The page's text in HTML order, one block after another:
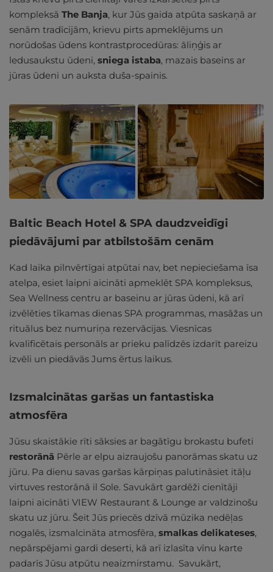
kompleksā The Banja, kur Jūs gaida atpūta saskaņā ar
senām tradīcijām, krievu pirts apmeklējums un
norūdošas ūdens kontrastprocedūras: āliņģis ar
ledusaukstu ūdeni, sniega istaba, mazais baseins ar
jūras ūdeni un auksta duša-spainis.
Baltic Beach Hotel & SPA daudzveidīgi
piedāvājumi par atbilstošām cenām
Kad laika pilnvērtīgai atpūtai nav, bet nepieciešama īsa
atelpa, esiet laipni aicināti apmeklēt SPA kompleksus,
Sea Wellness centru ar baseinu ar jūras ūdeni, kā arī
izvēlēties tīkamas dienas SPA programmas, masāžas un
rituālus bez numuriņa rezervācijas. Viesnīcas
kvalificētais personāls ar prieku palīdzēs izdarīt pareizu
izvēli un piedāvās Jums ērtus laikus.
Izsmalcinātas garšas un fantastiska
atmosfēra
Jūsu skaistākie rīti sāksies ar bagātīgu brokastu bufeti
restorānā Pērle ar elpu aizraujošu panorāmas skatu uz
jūru. Pa dienu savas garšas kārpiņas palutināsiet itāļu
virtuves restorānā il Sole. Savukārt gardēži cienītāji
laipni aicināti VIEW Restaurant & Lounge ar valdzinošu
skatu uz jūru. Šeit Jūs priecēs dzīvā mūzika nedēļas
nogalēs, izsmalcināta atmosfēra, smalkas delikateses,
nepārspējami gardi deserti, kā arī izlasīta vīnu karte
padarīs Jūsu atpūtu neaizmirstamu. Savukārt,